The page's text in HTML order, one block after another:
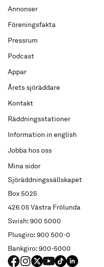
Sjöräddningssällskapet
Box 5025
426 05 Västra Frölunda
Swish: 900 5000
Plusgiro: 900 500-0
Bankgiro: 900-5000
Annonser
Föreningsfakta
Pressrum
Podcast
Appar
Årets sjöräddare
Kontakt
Räddningsstationer
Information in english
Jobba hos oss
Mina sidor